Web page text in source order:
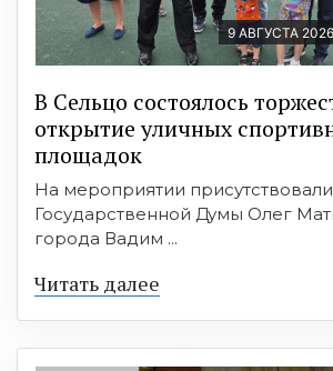
9 АВГУСТА
В Сельцо состоялось
открытие уличных
площадок
На мероприятии
Государственной Думы Олег
города Вадим ...
Читать далее